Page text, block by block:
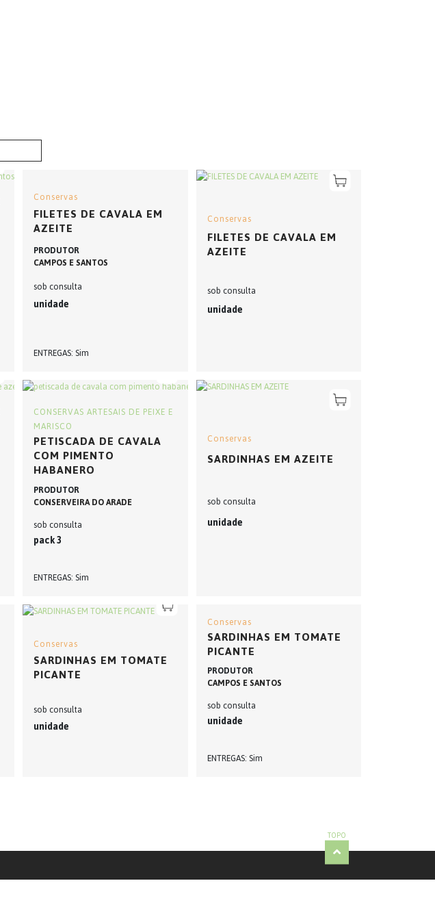
Conservas
FILETES DE CAVALA EM
AZEITE
PRODUTOR
CAMPOS E SANTOS
sob consulta
unidade
ENTREGAS Sim
Conservas
FILETES DE CAVALA EM
AZEITE
sob consulta
unidade
CONSERVAS ARTESAIS DE PEIXE E
MARISCO
PETISCADA DE CAVALA
COM PIMENTO
HABANERO
PRODUTOR
CONSERVEIRA DO ARADE
sob consulta
pack 3
ENTREGAS Sim
Conservas
SARDINHAS EM AZEITE
sob consulta
unidade
Conservas
SARDINHAS EM TOMATE
PICANTE
sob consulta
unidade
Conservas
SARDINHAS EM TOMATE
PICANTE
PRODUTOR
CAMPOS E SANTOS
sob consulta
unidade
ENTREGAS Sim
TOPO